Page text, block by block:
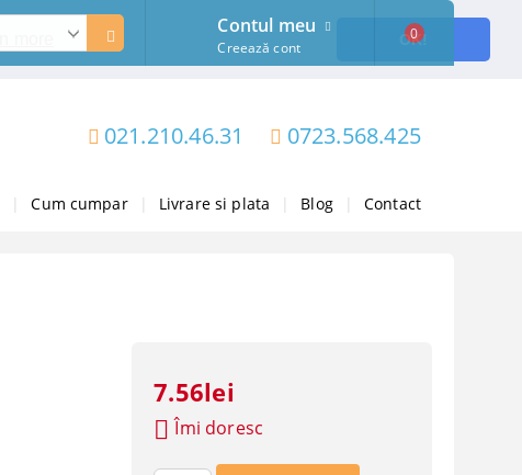
OK!
021.210.46.31 0723.568.425
Cum cumpar Livrare si plata Blog Contact
Contul meu
Creează cont
0
7.56lei
Îmi doresc